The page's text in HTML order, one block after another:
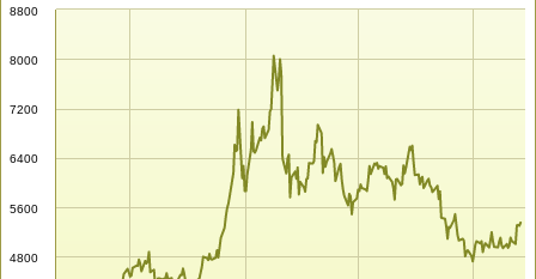
4800
5600
6400
7200
8000
8800